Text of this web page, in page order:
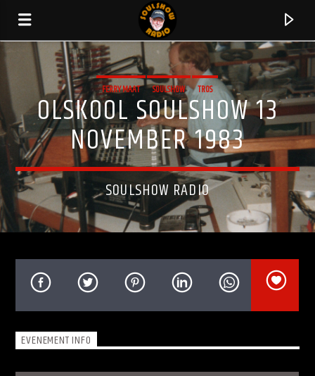
IN THE STONE
FERRY MAAT SOULSHOW TROS
OLSKOOL SOULSHOW 13
NOVEMBER 1983
SOULSHOW RADIO
EVENEMENT INFO